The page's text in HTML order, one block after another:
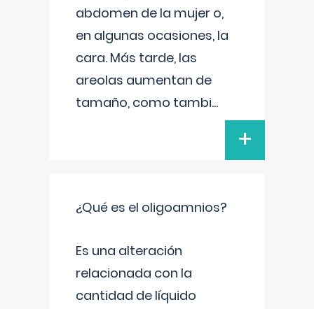
abdomen de la mujer o,
en algunas ocasiones, la
cara. Más tarde, las
areolas aumentan de
tamaño, como tambi...
+
¿Qué es el oligoamnios?
Es una alteración
relacionada con la
cantidad de líquido